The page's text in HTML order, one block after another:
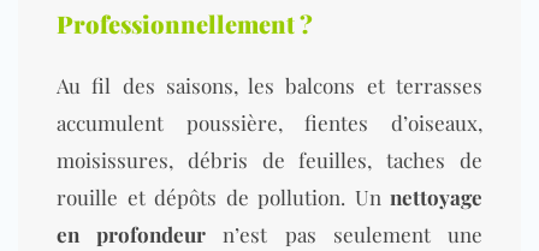
Professionnellement ?
Au fil des saisons, les balcons et terrasses
accumulent poussière, fientes d’oiseaux,
moisissures, débris de feuilles, taches de
rouille et dépôts de pollution. Un nettoyage
en profondeur n’est pas seulement une